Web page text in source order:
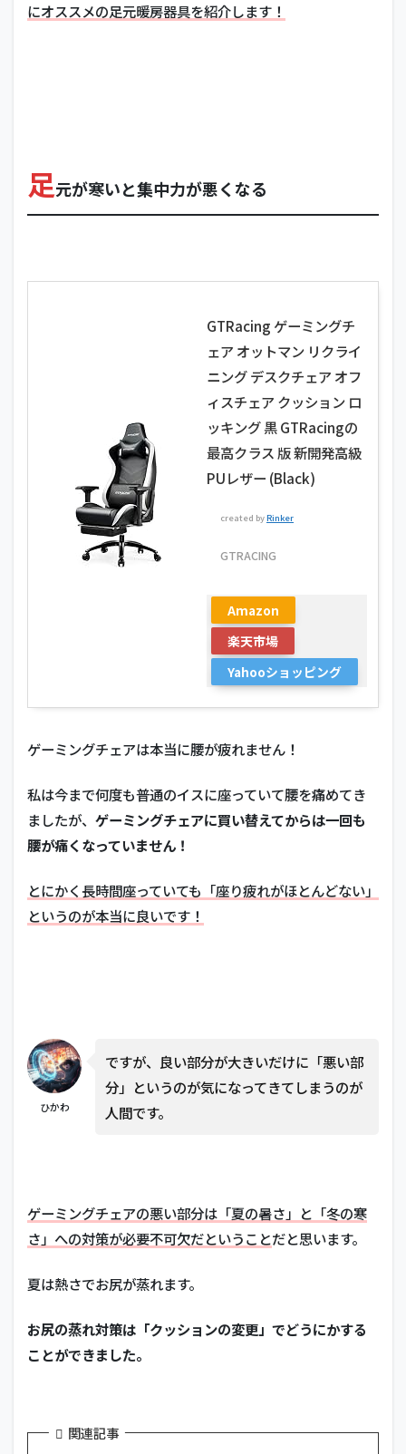
にオススメの足元暖房器具を紹介します！
足元が寒いと集中力が悪くなる
GTRacing ゲーミングチ
ェア オットマン リクライ
ニング デスクチェア オフ
ィスチェア クッション ロ
ッキング 黒 GTRacingの
最高クラス 版 新開発高級
PUレザー (Black)
created byRinker
GTRACING
Amazon
楽天市場
Yahooショッピング
ゲーミングチェアは本当に腰が疲れません！
私は今まで何度も普通のイスに座っていて腰を痛めてき
ましたが、 ゲーミングチェアに買い替えてからは一回も
腰が痛くなっていません！
とにかく長時間座っていても「座り疲れがほとんどない」
というのが本当に良いです！
ひかわ
ですが、良い部分が大きいだけに「悪い部
分」というのが気になってきてしまうのが
人間です。
ゲーミングチェアの悪い部分は「夏の暑さ」と「冬の寒
さ」への対策が必要不可欠だということだと思います。
夏は熱さでお尻が蒸れます。
お尻の蒸れ対策は「クッションの変更」でどうにかする
ことができました。
関連記事